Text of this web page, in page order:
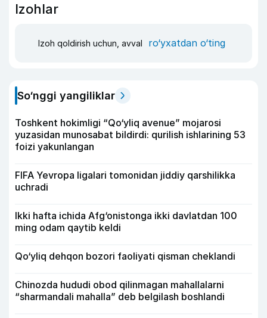
Izohlar
Izoh qoldirish uchun, avval ro‘yxatdan o‘ting
So‘nggi yangiliklar
Toshkent hokimligi “Qo‘yliq avenue” mojarosi
yuzasidan munosabat bildirdi: qurilish ishlarining 53
foizi yakunlangan
FIFA Yevropa ligalari tomonidan jiddiy qarshilikka
uchradi
Ikki hafta ichida Afg‘onistonga ikki davlatdan 100
ming odam qaytib keldi
Qo‘yliq dehqon bozori faoliyati qisman cheklandi
Chinozda hududi obod qilinmagan mahallalarni
“sharmandali mahalla” deb belgilash boshlandi